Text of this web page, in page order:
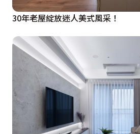
30年老屋綻放迷人美式風采！